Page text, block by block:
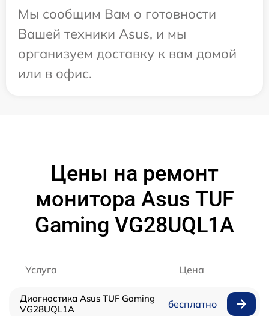
Мы сообщим Вам о готовности
Вашей техники Asus, и мы
организуем доставку к вам домой
или в офис.
Цены на ремонт
монитора Asus TUF
Gaming VG28UQL1A
Услуга Цена
Диагностика Asus TUF Gaming
VG28UQL1A
бесплатно